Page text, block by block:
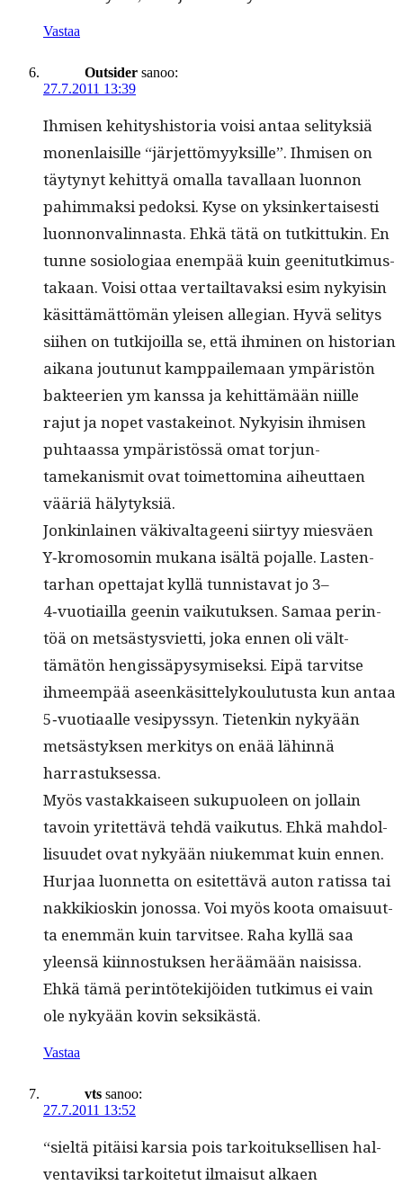
Vastaa
Outsider sanoo:
27.7.2011 13:39
Ihmisen kehi­tyshis­to­ria voisi antaa seli­tyk­siä
mon­en­laisille “jär­jet­tömyyk­sille”. Ihmisen on
täy­tynyt kehit­tyä oma­l­la taval­laan luon­non
pahim­mak­si pedok­si. Kyse on yksinker­tais­es­ti
luon­non­va­lin­nas­ta. Ehkä tätä on tutkit­tukin. En
tunne sosi­olo­giaa enem­pää kuin geen­i­tutkimus­
takaan. Voisi ottaa ver­tail­tavak­si esim nyky­isin
käsit­tämät­tömän yleisen alle­gian. Hyvä seli­tys
siihen on tutk­i­joil­la se, että ihmi­nen on his­to­ri­an
aikana joutunut kamp­paile­maan ympäristön
bak­tee­rien ym kanssa ja kehit­tämään niille
rajut ja nopet vas­takeinot. Nyky­isin ihmisen
puh­taas­sa ympäristössä omat tor­jun­
tamekanis­mit ovat toimet­tom­i­na aiheut­taen
vääriä hälytyksiä.
Jonkin­lainen väki­val­t­ageeni siir­tyy miesväen
Y‑kromosomin mukana isältä pojalle. Las­ten­
tarhan opet­ta­jat kyl­lä tun­nista­vat jo 3–
4‑vuotiailla geenin vaiku­tuk­sen. Samaa per­in­
töä on met­sästysvi­et­ti, joka ennen oli vält­
tämätön hengis­säpysymisek­si. Eipä tarvitse
ihmeem­pää aseenkäsit­te­lyk­oulu­tus­ta kun antaa
5‑vuotiaalle vesipyssyn. Tietenkin nykyään
met­sästyk­sen merk­i­tys on enää lähin­nä
harrastuksessa.
Myös vas­takkaiseen sukupuoleen on jol­lain
tavoin yritet­tävä tehdä vaiku­tus. Ehkä mah­dol­
lisu­udet ovat nykyään niukem­mat kuin ennen.
Hur­jaa luon­net­ta on esitet­tävä auton ratis­sa tai
nakkikioskin jonos­sa. Voi myös koo­ta omaisu­ut­
ta enem­män kuin tarvit­see. Raha kyl­lä saa
yleen­sä kiin­nos­tuk­sen heräämään naisissa.
Ehkä tämä per­in­tötek­i­jöi­den tutkimus ei vain
ole nykyään kovin seksikästä.
Vastaa
vts sanoo:
27.7.2011 13:52
“sieltä pitäisi kar­sia pois tarkoituk­sel­lisen hal­
ven­taviksi tarkoite­tut ilmaisut alka­en